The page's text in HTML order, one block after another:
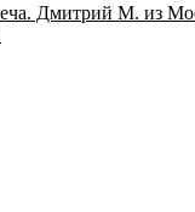
Дмитрий М. из